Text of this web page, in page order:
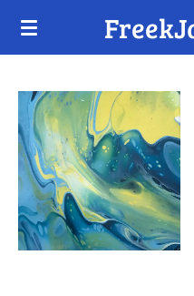
Ga
hoofdinhoud